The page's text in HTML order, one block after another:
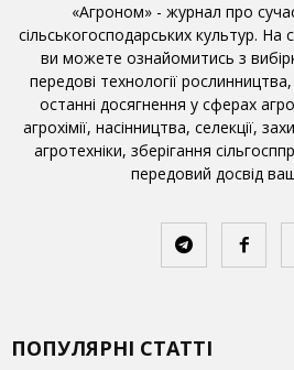
«Агроном» - журнал про
сільськогосподарських культур. На
ви можете ознайомитись з
передові технології
останні досягнення у сферах
агрохімії, насінництва, селекції,
агротехніки, зберігання
передовий досвід
ПОПУЛЯРНІ СТАТТІ